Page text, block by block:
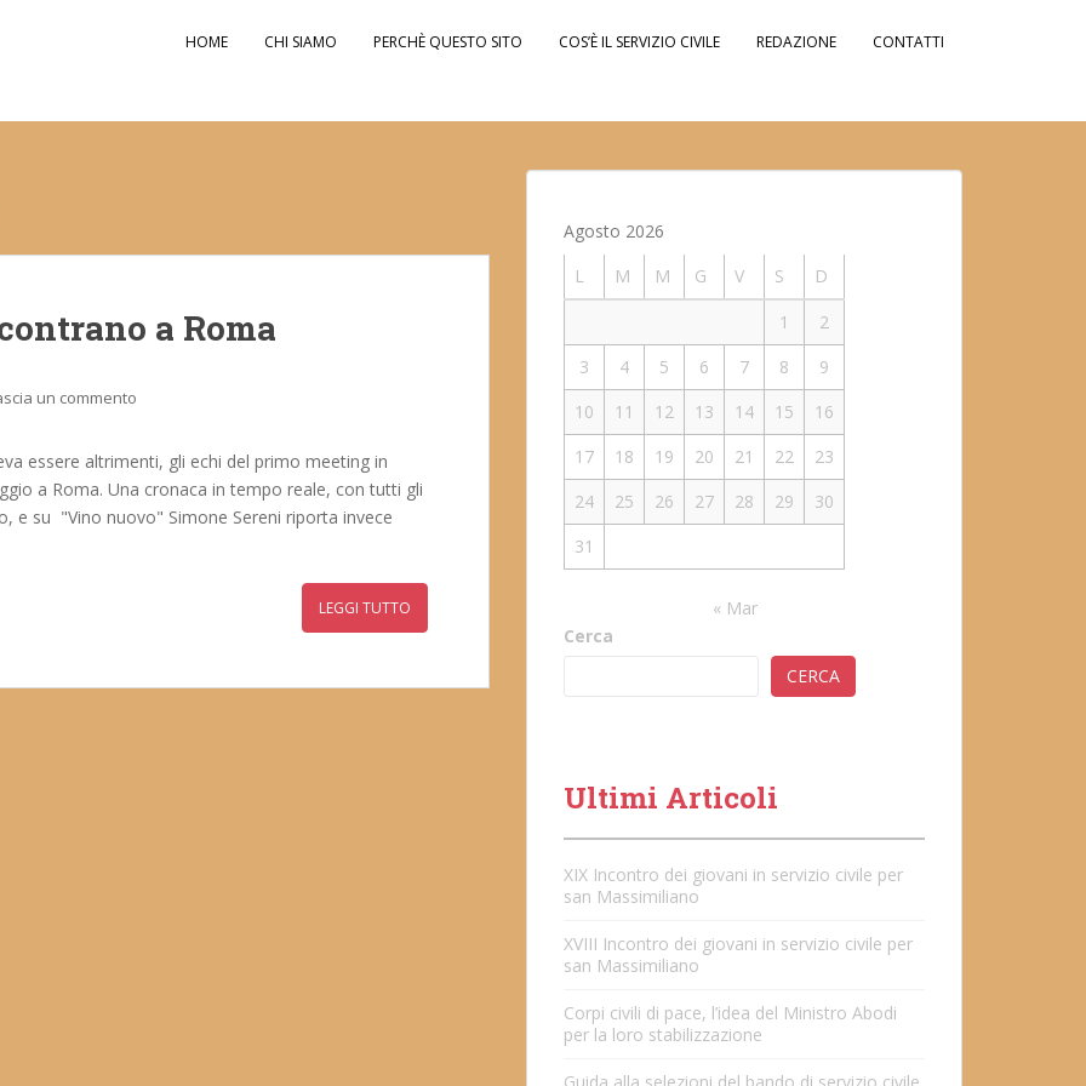
HOME CHI SIAMO PERCHÈ QUESTO SITO COS’È IL SERVIZIO CIVILE REDAZIONE CONTATTI
a Roma
un commento
essere altrimenti, gli echi del primo meeting in
a Roma. Una cronaca in tempo reale, con tutti gli
e su "Vino nuovo" Simone Sereni riporta invece
LEGGI TUTTO
Agosto 2026
L
M M G V S
D
1
2
3
4 5 6 7 8
9
10
11 12 13 14 15
16
17
18 19 20 21 22
23
24
25 26 27 28 29
30
31
« Mar
Cerca
CERCA
Ultimi Articoli
XIX Incontro dei giovani in servizio civile per
san Massimiliano
XVIII Incontro dei giovani in servizio civile per
san Massimiliano
Corpi civili di pace, l’idea del Ministro Abodi
per la loro stabilizzazione